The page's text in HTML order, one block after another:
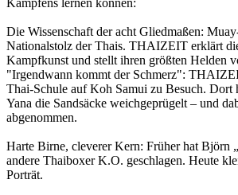
Die Wissenschaft der acht Gliedmaßen:
Nationalstolz der Thais. THAIZEIT erklärt
Kampfkunst und stellt ihren größten Helden
"Irgendwann kommt der Schmerz":
Thai-Schule auf Koh Samui zu Besuch. Dort
Yana die Sandsäcke weichgeprügelt – und
abgenommen.
Harte Birne, cleverer Kern: Früher hat Björn
andere Thaiboxer K.O. geschlagen. Heute
Porträt.